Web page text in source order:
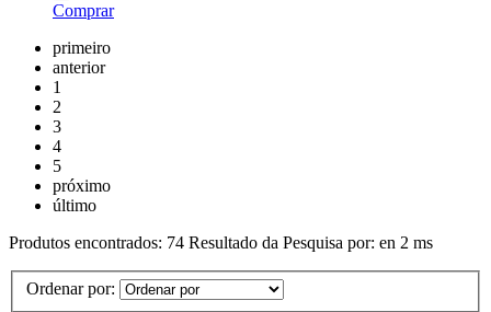
Comprar
primeiro
anterior
1
2
3
4
5
próximo
último
Produtos encontrados: 74 Resultado da Pesquisa por: en 2 ms
Ordenar por: